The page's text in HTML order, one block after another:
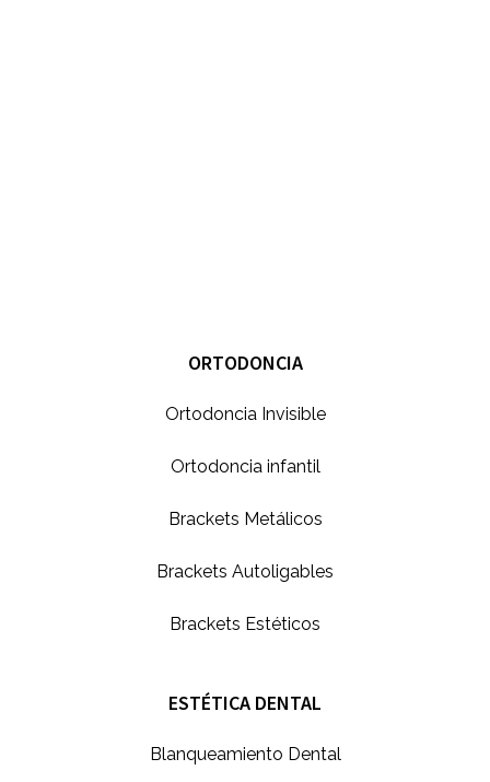
ORTODONCIA
Ortodoncia Invisible
Ortodoncia infantil
Brackets Metálicos
Brackets Autoligables
Brackets Estéticos
ESTÉTICA DENTAL
Blanqueamiento Dental